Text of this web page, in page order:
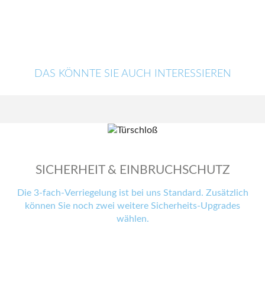
DAS KÖNNTE SIE AUCH INTERESSIEREN
SICHERHEIT & EINBRUCHSCHUTZ
Die 3-fach-Verriegelung ist bei uns Standard. Zusätzlich
können Sie noch zwei weitere Sicherheits-Upgrades
wählen.